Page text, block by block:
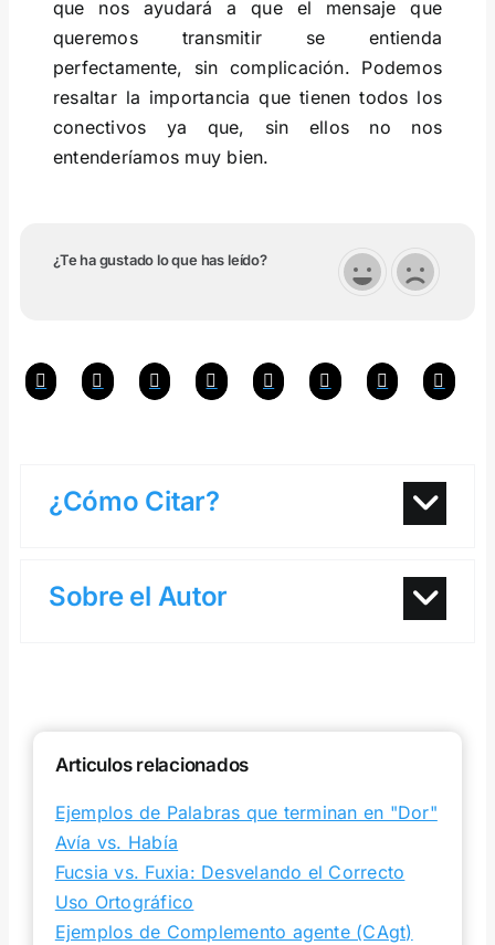
que nos ayudará a que el mensaje que
queremos transmitir se entienda
perfectamente, sin complicación. Podemos
resaltar la importancia que tienen todos los
conectivos ya que, sin ellos no nos
entenderíamos muy bien.
¿Te ha gustado lo que has leído?
¿Cómo Citar?
Sobre el Autor
Articulos relacionados
Ejemplos de Palabras que terminan en "Dor"
Avía vs. Había
Fucsia vs. Fuxia: Desvelando el Correcto
Uso Ortográfico
Ejemplos de Complemento agente (CAgt)